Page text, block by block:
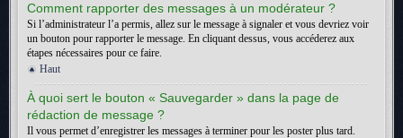
Comment rapporter des messages à un modérateur ?
Si l’administrateur l’a permis, allez sur le message à signaler et vous devriez voir
un bouton pour rapporter le message. En cliquant dessus, vous accéderez aux
étapes nécessaires pour ce faire.
Haut
À quoi sert le bouton « Sauvegarder » dans la page de
rédaction de message ?
Il vous permet d’enregistrer les messages à terminer pour les poster plus tard.